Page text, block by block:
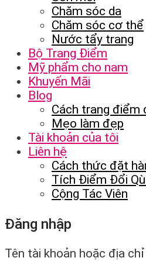
Chăm sóc da
Chăm sóc cơ thể
Nước tẩy trang
Bộ Trang Điểm
Mỹ phẩm cho nam
Khuyến Mãi
Blog
Cách trang điểm
Mẹo làm đẹp
Tài khoản của tôi
Liên hệ
Cách thức đặt
Tích Điểm Đổi
Cộng Tác Viên
Đăng nhập
Tên tài khoản hoặc địa